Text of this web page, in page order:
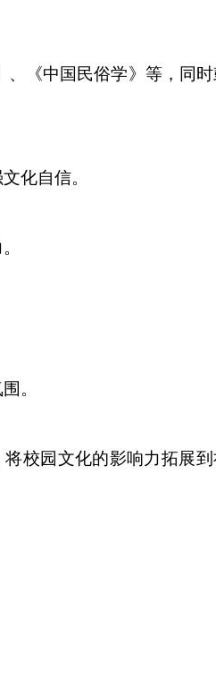
、《中国民俗学》等，同
化自信。
。
校园文化的影响力拓展